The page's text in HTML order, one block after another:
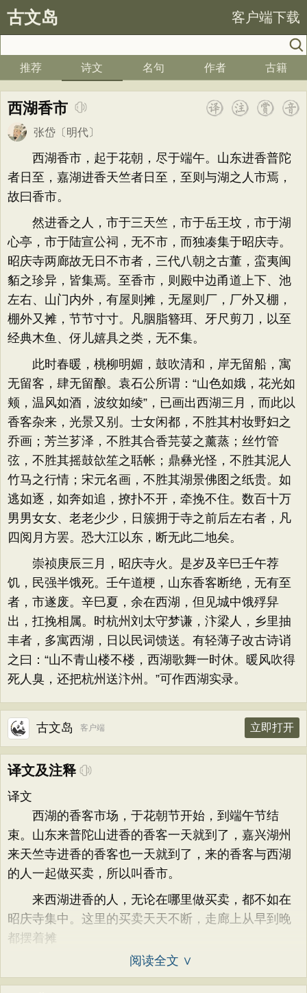
古文岛 客户端下载
推荐 诗文 名句 作者 古籍
西湖香市
张岱 〔明代〕
西湖香市，起于花朝，尽于端午。山东进香普陀
者日至，嘉湖进香天竺者日至，至则与湖之人市焉，
故曰香市。
然进香之人，市于三天竺，市于岳王坟，市于湖
心亭，市于陆宣公祠，无不市，而独凑集于昭庆寺。
昭庆寺两廊故无日不市者，三代八朝之古董，蛮夷闽
貊之珍异，皆集焉。至香市，则殿中边甬道上下、池
左右、山门内外，有屋则摊，无屋则厂，厂外又棚，
棚外又摊，节节寸寸。凡胭脂簪珥、牙尺剪刀，以至
经典木鱼、伢儿嬉具之类，无不集。
此时春暖，桃柳明媚，鼓吹清和，岸无留船，寓
无留客，肆无留酿。袁石公所谓：“山色如娥，花光如
颊，温风如酒，波纹如绫”，已画出西湖三月，而此以
香客杂来，光景又别。士女闲都，不胜其村妆野妇之
乔画；芳兰芗泽，不胜其合香芫荽之薰蒸；丝竹管
弦，不胜其摇鼓欱笙之聒帐；鼎彝光怪，不胜其泥人
竹马之行情；宋元名画，不胜其湖景佛图之纸贵。如
逃如逐，如奔如追，撩扑不开，牵挽不住。数百十万
男男女女、老老少少，日簇拥于寺之前后左右者，凡
四阅月方罢。恐大江以东，断无此二地矣。
崇祯庚辰三月，昭庆寺火。是岁及辛巳壬午荐
饥，民强半饿死。壬午道梗，山东香客断绝，无有至
者，市遂废。辛巳夏，余在西湖，但见城中饿殍舁
出，扛挽相属。时杭州刘太守梦谦，汴梁人，乡里抽
丰者，多寓西湖，日以民词馈送。有轻薄子改古诗诮
之曰：“山不青山楼不楼，西湖歌舞一时休。暖风吹得
死人臭，还把杭州送汴州。”可作西湖实录。
古文岛 客户端 立即打开
译文及注释
译文
西湖的香客市场，于花朝节开始，到端午节结
束。山东来普陀山进香的香客一天就到了，嘉兴湖州
来天竺寺进香的香客也一天就到了，来的香客与西湖
的人一起做买卖，所以叫香市。
来西湖进香的人，无论在哪里做买卖，都不如在
昭庆寺集中。这里的买卖天天不断，走廊上从早到晚
都摆着摊
阅读全文 ∨